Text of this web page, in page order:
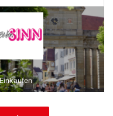
Einkaufen